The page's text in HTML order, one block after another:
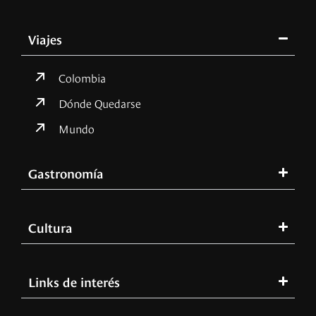
Viajes
Colombia
Dónde Quedarse
Mundo
Gastronomía
Cultura
Links de interés